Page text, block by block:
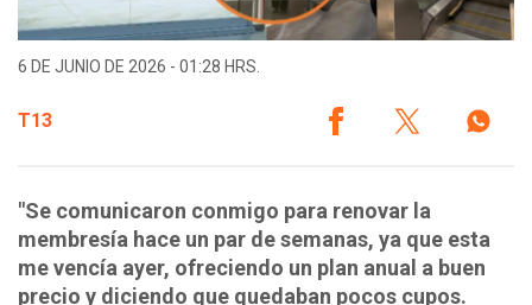
6 DE JUNIO DE 2026 - 01:28 HRS.
T13
"Se comunicaron conmigo para renovar la
membresía hace un par de semanas, ya que esta
me vencía ayer, ofreciendo un plan anual a buen
precio y diciendo que quedaban pocos cupos.